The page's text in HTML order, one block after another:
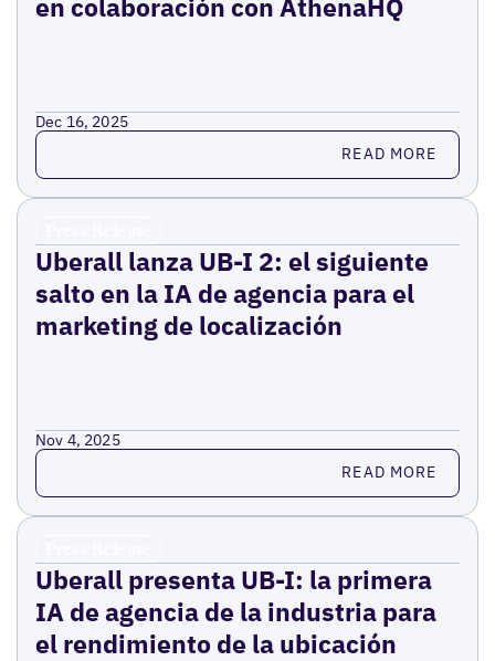
Dec 16, 2025
Read more READ MORE
Uberall lanza UB-I 2: el siguiente
salto en la IA de agencia para el
marketing de localización
Nov 4, 2025
Read more READ MORE
Uberall presenta UB-I: la primera
IA de agencia de la industria para
el rendimiento de la ubicación